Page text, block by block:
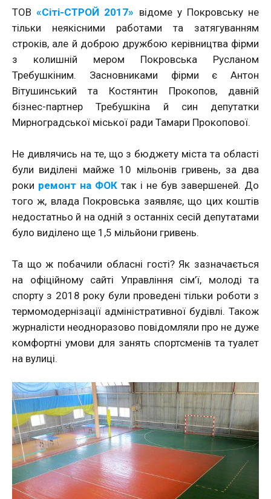
ТОВ«Сіті-СТРОЙ 2017» відоме у Покровську не
тільки неякісними работами та затягуванням
строків, але й доброю дружбою керівництва фірми
з колишній мером Покровська Русланом
Требушкіним. Засновниками фірми є Антон
Вітушинський та Костянтин Прокопов, давній
бізнес-партнер Требушкіна й син депутатки
Мирноградської міської ради Тамари Прокопової.
Не дивлячись на те, що з бюджету міста та області
були виділені майже 10 мільонів гривень, за два
роки ремонт на ФОК так і не був завершеней. До
того ж, влада Покровська заявляє, що цих коштів
недостатньо й на одній з останніх сесій депутатами
було виділено ще 1,5 мільйони гривень.
Та що ж побачили обласні гості? Як зазначається
на офіційному сайті Управління сім’ї, молоді та
спорту з 2018 року були проведені тільки роботи з
термомодернізації адміністративної будівлі. Також
журналісти неодноразово повідомляли про не дуже
комфортні умови для занять спортсменів та туалет
на вулиці.